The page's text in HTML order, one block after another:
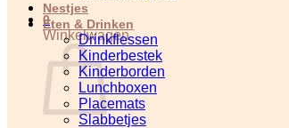
0
Winkelwagen
Nestjes
Eten & Drinken
Drinkflessen
Kinderbestek
Kinderborden
Lunchboxen
Placemats
Slabbetjes